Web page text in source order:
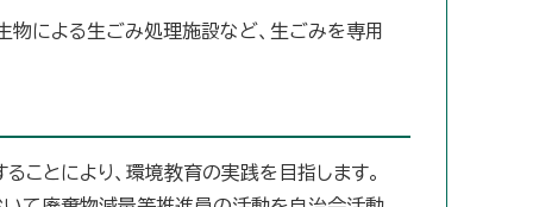
物による生ごみ処理施設など、生ごみを専用
とにより、環境教育の実践を目指します。